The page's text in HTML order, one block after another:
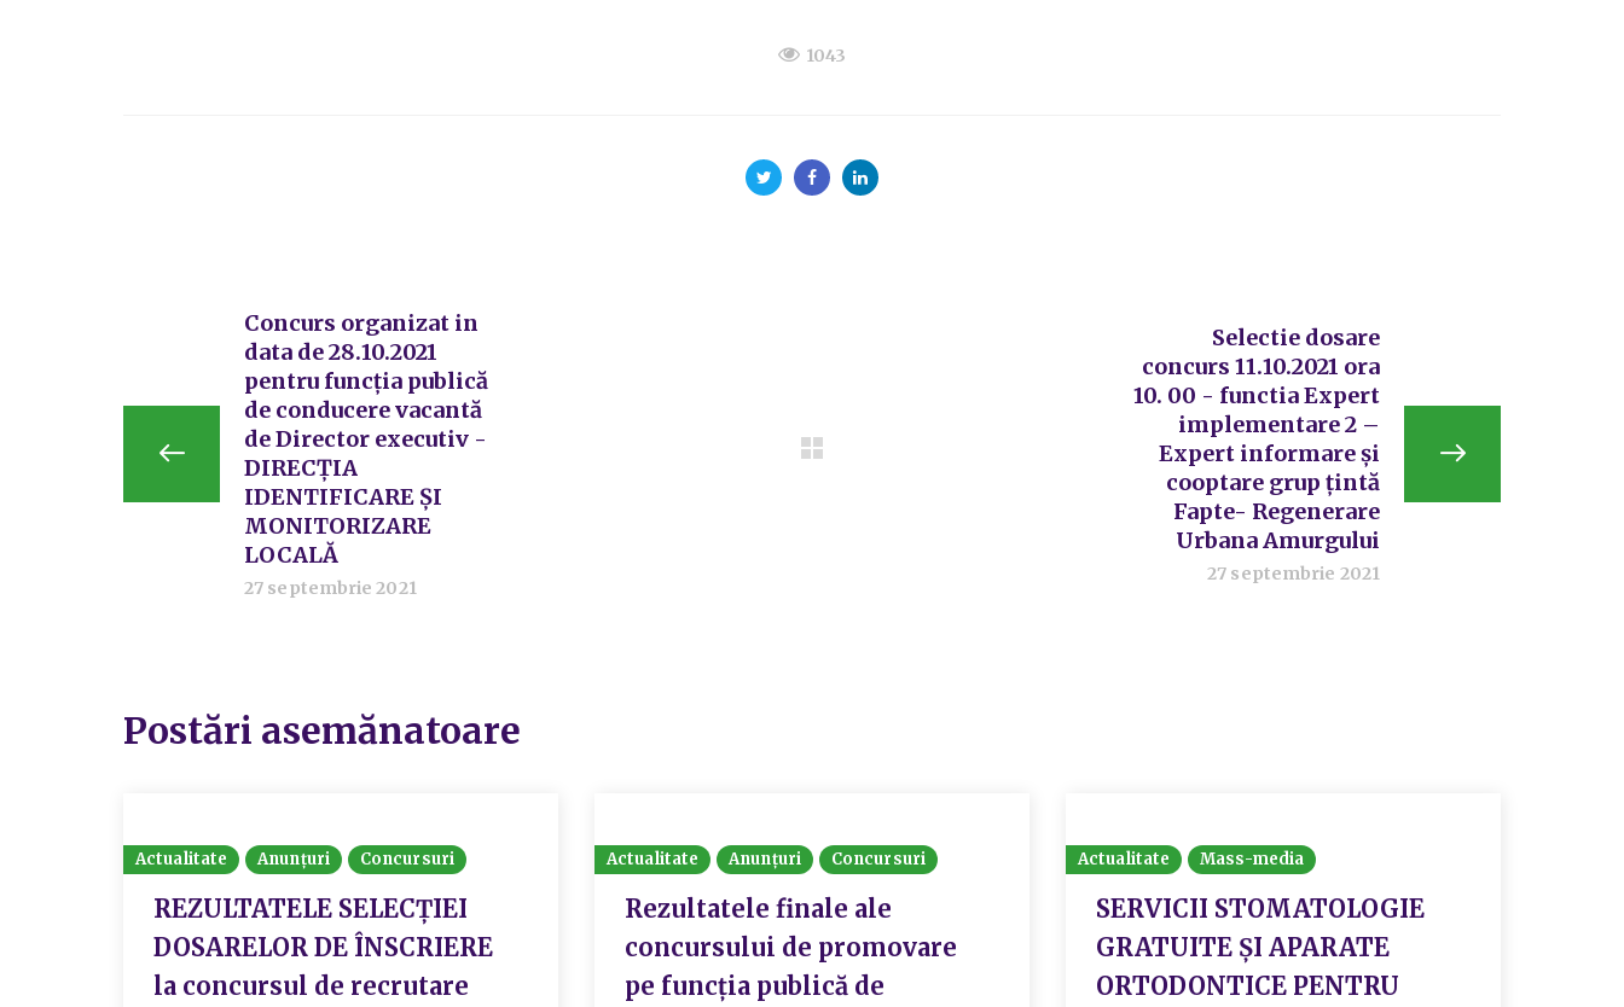
1043
Concurs organizat in
data de 28.10.2021
pentru funcția publică
de conducere vacantă
de Director executiv -
DIRECȚIA
IDENTIFICARE ȘI
MONITORIZARE
LOCALĂ
27 septembrie 2021
Selectie dosare
concurs 11.10.2021 ora
10. 00 - functia Expert
implementare 2 –
Expert informare și
cooptare grup țintă
Fapte- Regenerare
Urbana Amurgului
27 septembrie 2021
Postări asemănatoare
Actualitate Anunțuri Concursuri
REZULTATELE SELECŢIEI
DOSARELOR DE ÎNSCRIERE
la concursul de recrutare
Actualitate Anunțuri Concursuri
Rezultatele finale ale
concursului de promovare
pe funcția publică de
Actualitate Mass-media
SERVICII STOMATOLOGIE
GRATUITE ȘI APARATE
ORTODONTICE PENTRU